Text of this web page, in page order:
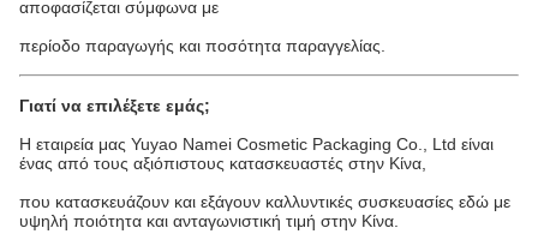
αποφασίζεται σύμφωνα με
περίοδο παραγωγής και ποσότητα παραγγελίας.
Γιατί να επιλέξετε εμάς;
Η εταιρεία μας Yuyao Namei Cosmetic Packaging Co., Ltd είναι
ένας από τους αξιόπιστους κατασκευαστές στην Κίνα,
που κατασκευάζουν και εξάγουν καλλυντικές συσκευασίες εδώ με
υψηλή ποιότητα και ανταγωνιστική τιμή στην Κίνα.